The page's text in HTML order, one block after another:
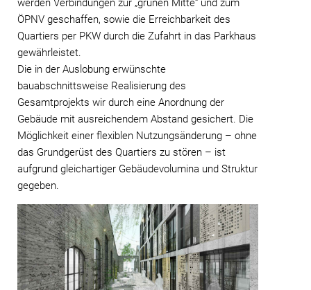
werden Verbindungen zur „grünen Mitte“ und zum
ÖPNV geschaffen, sowie die Erreichbarkeit des
Quartiers per PKW durch die Zufahrt in das Parkhaus
gewährleistet.
Die in der Auslobung erwünschte
bauabschnittsweise Realisierung des
Gesamtprojekts wir durch eine Anordnung der
Gebäude mit ausreichendem Abstand gesichert. Die
Möglichkeit einer flexiblen Nutzungsänderung – ohne
das Grundgerüst des Quartiers zu stören – ist
aufgrund gleichartiger Gebäudevolumina und Struktur
gegeben.